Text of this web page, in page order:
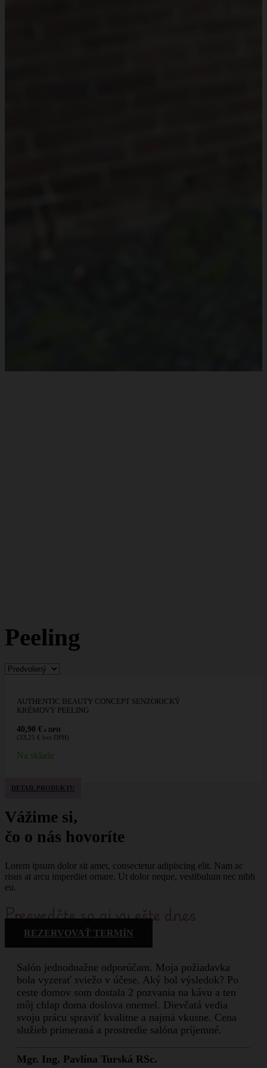
Peeling
AUTHENTIC BEAUTY CONCEPT SENZORICKÝ
KRÉMOVÝ PEELING
40,90 € s DPH
( 33,25 € bez DPH)
Na sklade
DETAIL PRODUKTU
Vážime si,
čo o nás hovoríte
Lorem ipsum dolor sit amet, consectetur adipiscing elit. Nam ac
risus at arcu imperdiet ornare. Ut dolor neque, vestibulum nec nibh
eu.
Presvedčte sa aj vy ešte dnes
REZERVOVAŤ TERMÍN
Salón jednodnažne odporúčam. Moja požiadavka
bola vyzerať sviežo v účese. Aký bol výsledok? Po
ceste domov som dostala 2 pozvania na kávu a ten
môj chlap doma doslova onemel. Dievčatá vedia
svoju prácu spraviť kvalitne a najmä vkusne. Cena
služieb primeraná a prostredie salóna príjemné.
Mgr. Ing. Pavlína Turská RSc.